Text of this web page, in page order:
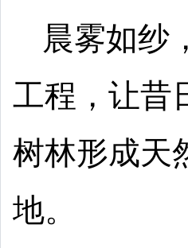
晨雾如纱
工程，让昔
树林形成天
地。